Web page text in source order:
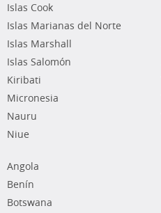
Islas Cook
Islas Marianas del Norte
Islas Marshall
Islas Salomón
Kiribati
Micronesia
Nauru
Niue
Angola
Benín
Botswana